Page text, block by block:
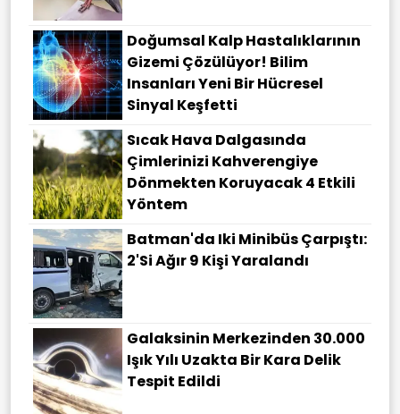
Doğumsal Kalp Hastalıklarının
Gizemi Çözülüyor! Bilim
Insanları Yeni Bir Hücresel
Sinyal Keşfetti
Sıcak Hava Dalgasında
Çimlerinizi Kahverengiye
Dönmekten Koruyacak 4 Etkili
Yöntem
Batman'da Iki Minibüs Çarpıştı:
2'si Ağır 9 Kişi Yaralandı
Galaksinin Merkezinden 30.000
Işık Yılı Uzakta Bir Kara Delik
Tespit Edildi